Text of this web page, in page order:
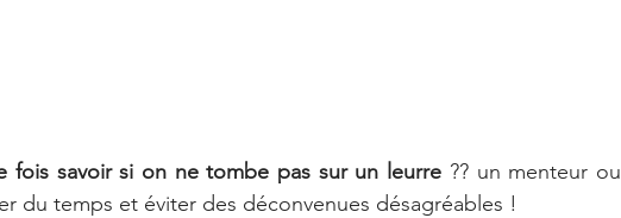
fois savoir si on ne tombe pas sur un leurre ?? un menteur ou
du temps et éviter des déconvenues désagréables !